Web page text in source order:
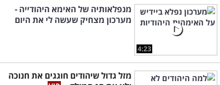
4:23
מנפלאותיה של האימא היהודייה -
מערכון מצחיק שעשה לי את היום
מזל גדול שיהודים חוגגים את חנוכה